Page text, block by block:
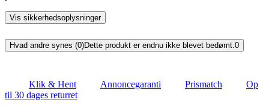
Vis sikkerhedsoplysninger
Hvad andre synes (0)Dette produkt er endnu ikke blevet bedømt.0
Klik & Hent Annoncegaranti Prismatch
Op
til 30 dages returret